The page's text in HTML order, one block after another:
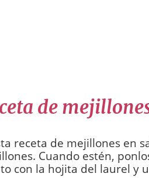
de
receta de mejillones en
Cuando estén,
con la hojita del laurel y